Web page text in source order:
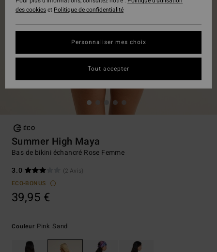
ÉCO
Summer High Maya
Bas de bikini échancré Rose Femme
3.0
(2 Avis)
ECO-BONUS
39,95 €
Couleur Pink Sand
des cookieset Politique de confidentialité
Personnaliser mes choix
Tout accepter